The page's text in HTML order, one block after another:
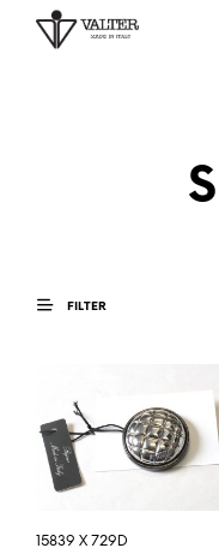
FILTER
15839 X 729D